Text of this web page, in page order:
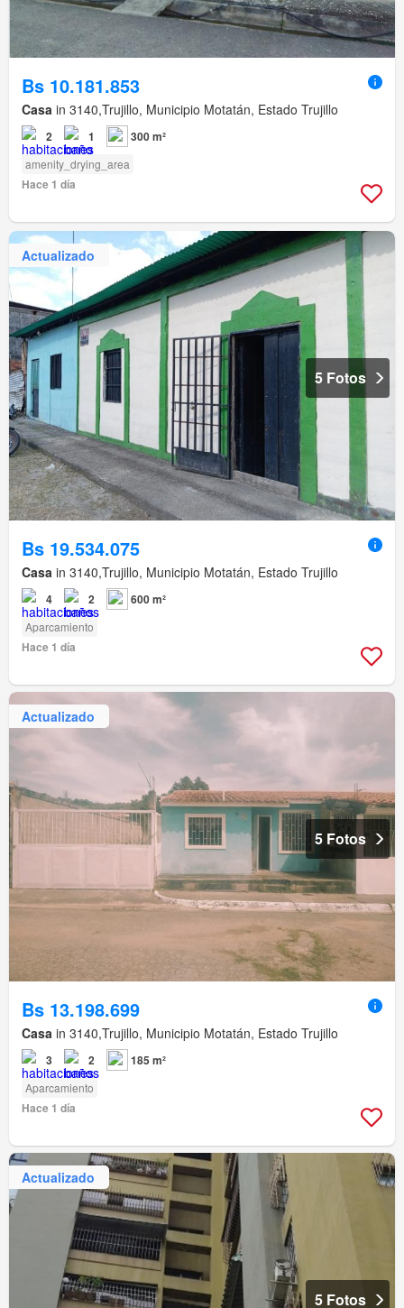
Bs 10.181.853
Casa in 3140,Trujillo, Municipio Motatán, Estado Trujillo
2 1 300 m²
amenity_drying_area
Hace 1 día
Actualizado
5 Fotos
Bs 19.534.075
Casa in 3140,Trujillo, Municipio Motatán, Estado Trujillo
4 2 600 m²
Aparcamiento
Hace 1 día
Actualizado
5 Fotos
Bs 13.198.699
Casa in 3140,Trujillo, Municipio Motatán, Estado Trujillo
3 2 185 m²
Aparcamiento
Hace 1 día
Actualizado
5 Fotos